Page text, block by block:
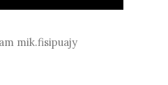
mik.fisipuajy